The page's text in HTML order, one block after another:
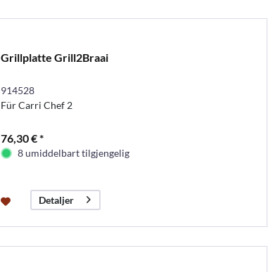
Grillplatte Grill2Braai
914528
Für Carri Chef 2
76,30 € *
8 umiddelbart tilgjengelig
Detaljer